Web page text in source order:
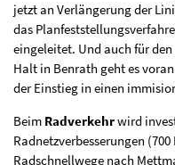
jetzt an Verlängerung der
das
eingeleitet. Und auch für
Halt in Benrath geht es
der Einstieg in einen
Beim Radverkehrwird
Radnetzverbesserungen
Radschnellwege nach